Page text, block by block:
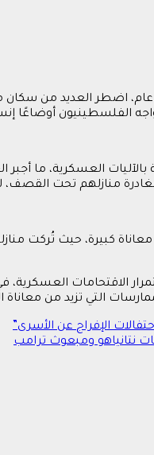
اضطر العديد من سكان
أوضاعًا
العسكرية، ما
منازلهم تحت القصف،
كبيرة، حيث تُركت
الاقتحامات
التي تزيد من
الإفراج عن الأسرى”
نتانياهو ومبعوث ترامب